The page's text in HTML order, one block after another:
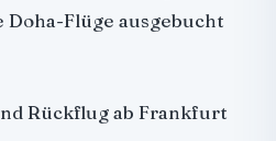
Flüge ausgebucht
Rückflug ab Frankfurt